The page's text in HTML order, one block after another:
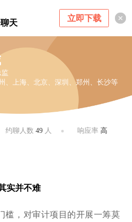
天 立即下载
、上海、北京、深圳、郑州、长沙等
约聊人数 49人 响应率 高
实并不难
槛，对审计项目的开展一筹莫